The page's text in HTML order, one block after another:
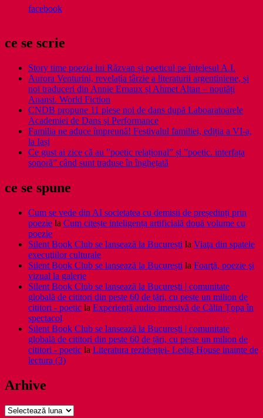
facebook
ce se scrie
Story time poezia lui Răzvan și poeticul pe înțelesul A.I.
Aurora Venturini, revelația târzie a literaturii argentiniene, și
noi traduceri din Annie Ernaux și Ahmet Altan – noutăți
Anansi. World Fiction
CNDB propune 11 piese noi de dans după Laboaratoarele
Academiei de Dans și Performance
Familia ne aduce împreună! Festivalul familiei, ediția a VI-a,
la Iași
Ce gust ai zice că au ”poetic relațional” și ”poetic. interfața
sonoră” când sunt traduse în înghețată
ce se spune
Cum se vede din AI societatea cu demisii de președinți prin
poezie la Cum citește inteligența artificială două volume cu
poezie
Silent Book Club se lansează la București la Viaţa din spatele
execuţiilor culturale
Silent Book Club se lansează la București la Foarţă, poezie şi
vizual la galerie
Silent Book Club se lansează la București | comunitate
globală de cititori din peste 60 de țări, cu peste un milion de
cititori - poetic la Experiență audio imersivă de Călin Țopa în
spectacol
Silent Book Club se lansează la București | comunitate
globală de cititori din peste 60 de țări, cu peste un milion de
cititori - poetic la Literatura rezidenţei- Ledig House inainte de
lectura (3)
Arhive
Arhive